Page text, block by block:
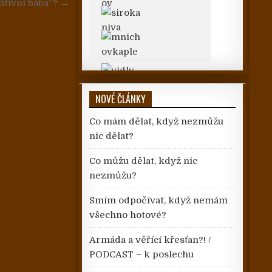
bába“? →
NOVÉ ČLÁNKY
Co mám dělat, když nezmůžu
nic dělat?
Co můžu dělat, když nic
nezmůžu?
Smím odpočívat, když nemám
všechno hotové?
Armáda a věřící křesťan?! /
PODCAST – k poslechu